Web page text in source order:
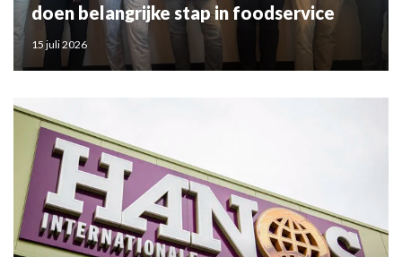
doen belangrijke stap in foodservice
15 juli 2026